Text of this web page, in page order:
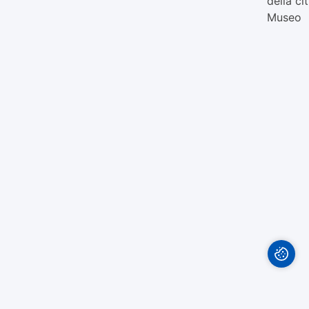
Museo